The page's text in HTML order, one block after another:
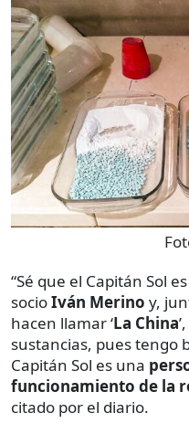
“Sé que el Capitán Sol
socioIván Merino y,
hacen llamar ‘La China
sustancias, pues tengo
Capitán Sol es una
funcionamiento de la
citado por el diario.